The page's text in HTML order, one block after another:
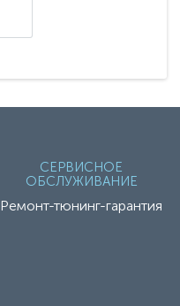
СЕРВИСНОЕ
ОБСЛУЖИВАНИЕ
Ремонт-тюнинг-гарантия